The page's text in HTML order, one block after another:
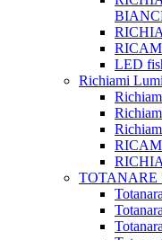
LED
Richiami
TOTANARE